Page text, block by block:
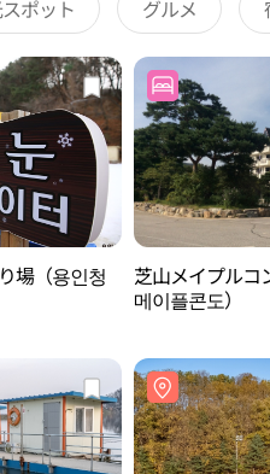
ポット グルメ
場（용인청
芝山メイプルコ
메이플콘도）